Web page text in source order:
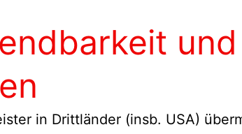
und
in Drittländer (insb. USA)